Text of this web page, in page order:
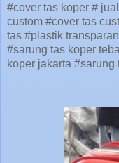
#cover tas koper #
custom #cover tas
tas #plastik
#sarung tas koper
koper jakarta #sarung